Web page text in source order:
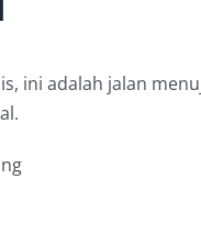
ini adalah jalan